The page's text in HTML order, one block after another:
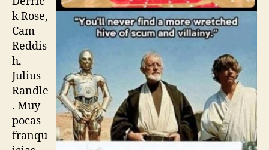
k Rose,
Cam
Reddis
h,
Julius
Randle
. Muy
pocas
franqu